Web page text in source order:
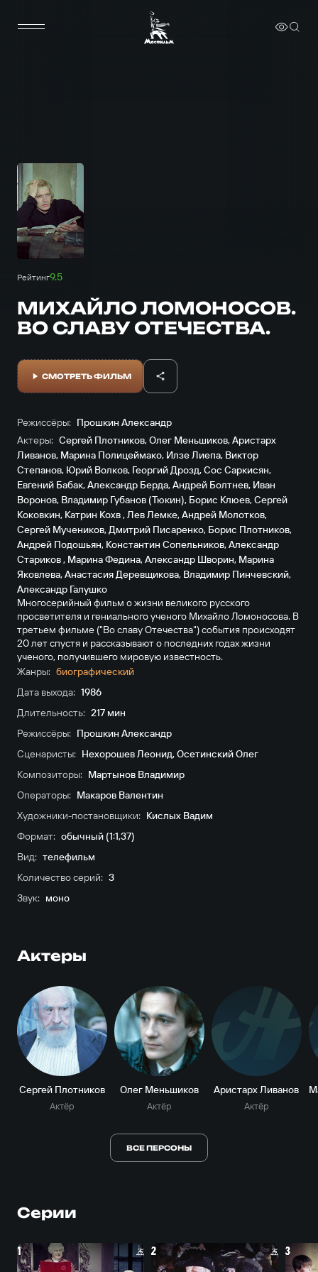
Рейтинг9.5
МИХАЙЛО ЛОМОНОСОВ.
ВО СЛАВУ ОТЕЧЕСТВА.
Режиссёры: Прошкин Александр
Актеры: Сергей Плотников,Олег Меньшиков,Аристарх
Ливанов, Марина Полицеймако, Илзе Лиепа, Виктор
Степанов, Юрий Волков, Георгий Дрозд,Сос Саркисян,
Евгений Бабак,Александр Берда,Андрей Болтнев, Иван
Воронов, Владимир Губанов (Тюкин), Борис Клюев,Сергей
Коковкин, Катрин Кохв,Лев Лемке,Андрей Молотков,
Сергей Мучеников,Дмитрий Писаренко, Борис Плотников,
Андрей Подошьян, Константин Сопельников,Александр
Стариков, Марина Федина,Александр Шворин, Марина
Яковлева,Анастасия Деревщикова, Владимир Пинчевский,
Александр Галушко
СМОТРЕТЬ ФИЛЬМ
Многосеpийный фильм о жизни великого pусского
пpосветителя и гениального ученого Михайло Ломоносова. В
третьем фильме ("Во славу Отечества") события происходят
20 лет спустя и рассказывают о последних годах жизни
ученого, получившего мировую известность.
Жанры: биографический
Дата выхода: 1986
Длительность: 217 мин
Режиссёры: Прошкин Александр
Сценаристы: Нехорошев Леонид,Осетинский Олег
Композиторы: Мартынов Владимир
Операторы: Макаров Валентин
Художники-постановщики: Кислых Вадим
Формат: обычный (1:1,37)
Вид: телефильм
Количество серий: 3
Звук: моно
Актеры
Сергей Плотников
Актёр
Олег Меньшиков
Актёр
А
Аристарх Ливанов
Актёр
ВСЕ ПЕРСОНЫ
Серии